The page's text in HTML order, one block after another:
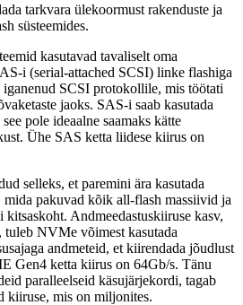
tarkvara ülekoormust rakenduste ja
süsteemides.
kasutavad tavaliselt oma
i (serial-attached SCSI) linke flashiga
SCSI protokollile, mis töötati
jaoks. SAS-i saab kasutada
pole ideaalne saamaks kätte
Ühe SAS ketta liidese kiirus on
selleks, et paremini ära kasutada
pakuvad kõik all-flash massiivid ja
Andmeedastuskiiruse kasv,
NVMe võimest kasutada
andmeteid, et kiirendada jõudlust
Gen4 ketta kiirus on 64Gb/s. Tänu
paralleelseid käsujärjekordi, tagab
mis on miljonites.